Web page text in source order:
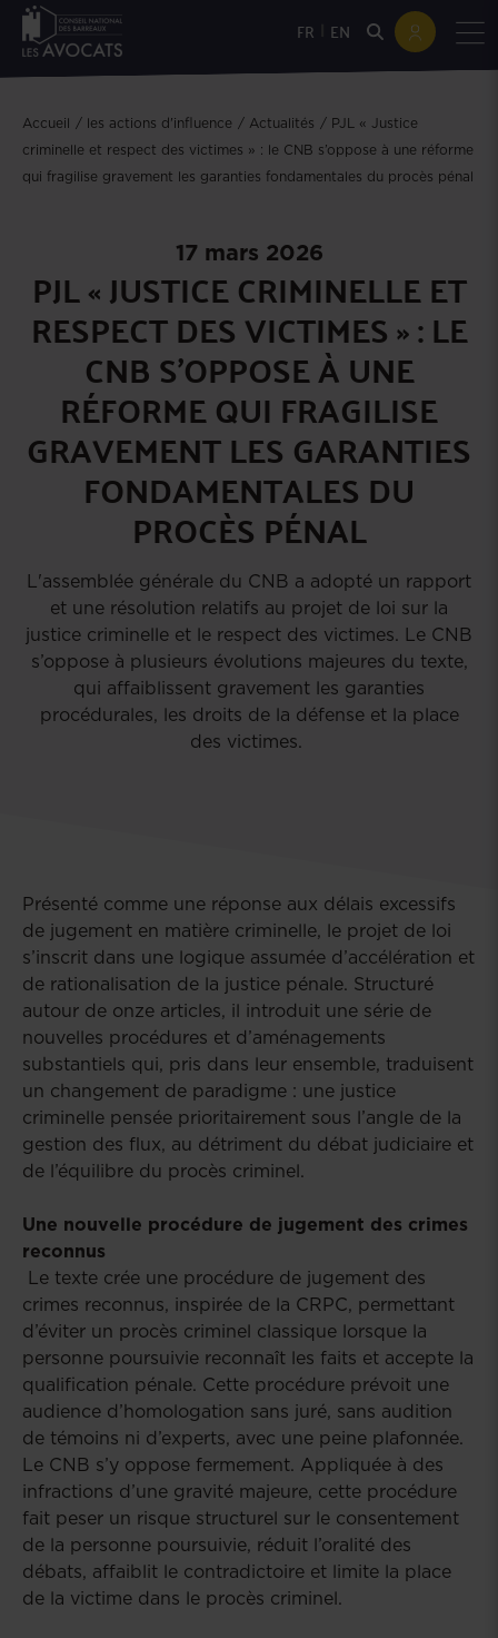
FR EN
Accueil les actions d'influence Actualités
PJL « Justice
criminelle et respect des victimes » : le CNB s’oppose à une réforme
qui fragilise gravement les garanties fondamentales du procès pénal
17 mars 2026
PJL « JUSTICE CRIMINELLE ET
RESPECT DES VICTIMES » : LE
CNB S’OPPOSE À UNE
RÉFORME QUI FRAGILISE
GRAVEMENT LES GARANTIES
FONDAMENTALES DU
PROCÈS PÉNAL
L'assemblée générale du CNB a adopté un rapport
et une résolution relatifs au projet de loi sur la
justice criminelle et le respect des victimes. Le CNB
s’oppose à plusieurs évolutions majeures du texte,
qui affaiblissent gravement les garanties
procédurales, les droits de la défense et la place
des victimes.
Présenté comme une réponse aux délais excessifs
de jugement en matière criminelle, le projet de loi
s’inscrit dans une logique assumée d’accélération et
de rationalisation de la justice pénale. Structuré
autour de onze articles, il introduit une série de
nouvelles procédures et d’aménagements
substantiels qui, pris dans leur ensemble, traduisent
un changement de paradigme : une justice
criminelle pensée prioritairement sous l’angle de la
gestion des flux, au détriment du débat judiciaire et
de l’équilibre du procès criminel.
Une nouvelle procédure de jugement des crimes
reconnus
Le texte crée une procédure de jugement des
crimes reconnus, inspirée de la CRPC, permettant
d’éviter un procès criminel classique lorsque la
personne poursuivie reconnaît les faits et accepte la
qualification pénale. Cette procédure prévoit une
audience d’homologation sans juré, sans audition
de témoins ni d’experts, avec une peine plafonnée.
Le CNB s’y oppose fermement. Appliquée à des
infractions d’une gravité majeure, cette procédure
fait peser un risque structurel sur le consentement
de la personne poursuivie, réduit l’oralité des
débats, affaiblit le contradictoire et limite la place
de la victime dans le procès criminel.